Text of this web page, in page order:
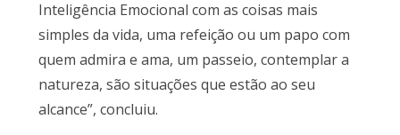
Inteligência Emocional com as coisas mais
simples da vida, uma refeição ou um papo com
quem admira e ama, um passeio, contemplar a
natureza, são situações que estão ao seu
alcance”, concluiu.